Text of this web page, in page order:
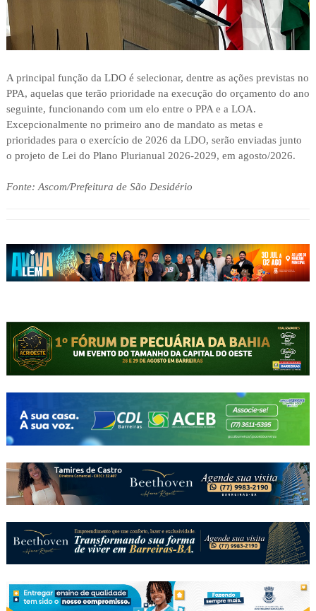
A principal função da LDO é selecionar, dentre as ações previstas no
PPA, aquelas que terão prioridade na execução do orçamento do ano
seguinte, funcionando com um elo entre o PPA e a LOA.
Excepcionalmente no primeiro ano de mandato as metas e
prioridades para o exercício de 2026 da LDO, serão enviadas junto
o projeto de Lei do Plano Plurianual 2026-2029, em agosto/2026.
Fonte: Ascom/Prefeitura de São Desidério